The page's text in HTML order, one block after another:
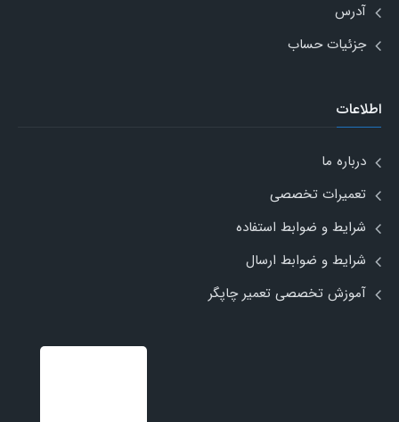
آدرس
جزئیات حساب
اطلاعات
درباره ما
تعمیرات تخصصی
شرایط و ضوابط استفاده
شرایط و ضوابط ارسال
آموزش تخصصی تعمیر چاپگر